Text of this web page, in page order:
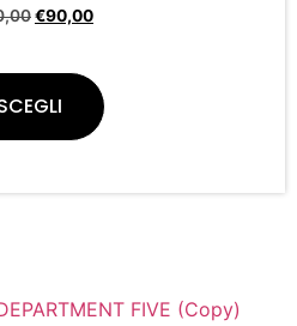
€90,00